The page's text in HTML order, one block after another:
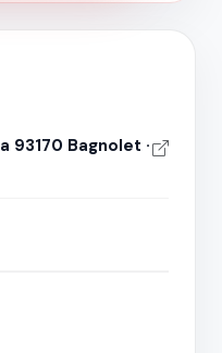
93170 Bagnolet ·